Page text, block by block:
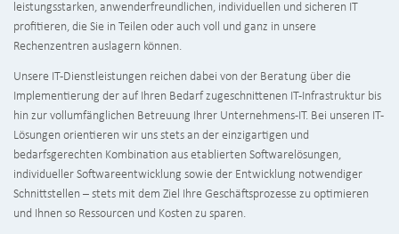
leistungsstarken, anwenderfreundlichen, individuellen und sicheren IT
profitieren, die Sie in Teilen oder auch voll und ganz in unsere
Rechenzentren auslagern können.
Unsere IT-Dienstleistungen reichen dabei von der Beratung über die
Implementierung der auf Ihren Bedarf zugeschnittenen IT-Infrastruktur bis
hin zur vollumfänglichen Betreuung Ihrer Unternehmens-IT. Bei unseren IT-
Lösungen orientieren wir uns stets an der einzigartigen und
bedarfsgerechten Kombination aus etablierten Softwarelösungen,
individueller Softwareentwicklung sowie der Entwicklung notwendiger
Schnittstellen – stets mit dem Ziel Ihre Geschäftsprozesse zu optimieren
und Ihnen so Ressourcen und Kosten zu sparen.